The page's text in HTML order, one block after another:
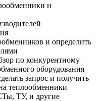
и
и определить
по конкурентному
оборудования
запрос и получить
теплообменники
ТУ, и другие